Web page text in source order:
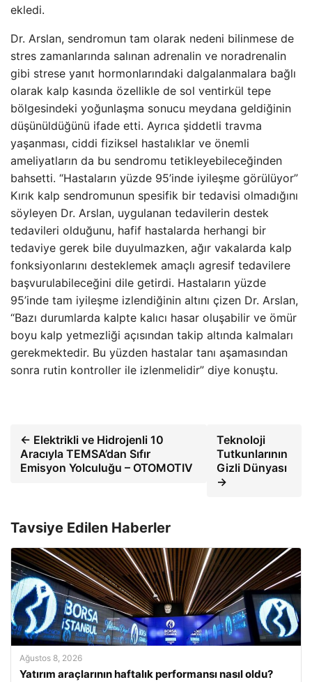
ekledi.
Dr. Arslan, sendromun tam olarak nedeni bilinmese de
stres zamanlarında salınan adrenalin ve noradrenalin
gibi strese yanıt hormonlarındaki dalgalanmalara bağlı
olarak kalp kasında özellikle de sol ventirkül tepe
bölgesindeki yoğunlaşma sonucu meydana geldiğinin
düşünüldüğünü ifade etti. Ayrıca şiddetli travma
yaşanması, ciddi fiziksel hastalıklar ve önemli
ameliyatların da bu sendromu tetikleyebileceğinden
bahsetti. “Hastaların yüzde 95’inde iyileşme görülüyor”
Kırık kalp sendromunun spesifik bir tedavisi olmadığını
söyleyen Dr. Arslan, uygulanan tedavilerin destek
tedavileri olduğunu, hafif hastalarda herhangi bir
tedaviye gerek bile duyulmazken, ağır vakalarda kalp
fonksiyonlarını desteklemek amaçlı agresif tedavilere
başvurulabileceğini dile getirdi. Hastaların yüzde
95’inde tam iyileşme izlendiğinin altını çizen Dr. Arslan,
“Bazı durumlarda kalpte kalıcı hasar oluşabilir ve ömür
boyu kalp yetmezliği açısından takip altında kalmaları
gerekmektedir. Bu yüzden hastalar tanı aşamasından
sonra rutin kontroller ile izlenmelidir” diye konuştu.
← Elektrikli ve Hidrojenli 10
Aracıyla TEMSA’dan Sıfır
Emisyon Yolculuğu – OTOMOTIV
Teknoloji
Tutkunlarının
Gizli Dünyası
→
Tavsiye Edilen Haberler
Ağustos 8, 2026
Yatırım araçlarının haftalık performansı nasıl oldu?